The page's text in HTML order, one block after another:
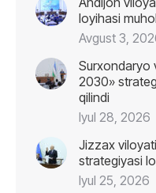
loyihasi
Avgust 3,
Surxondaryo
2030»
qilindi
Iyul 28, 2026
Jizzax
strategiyasi
Iyul 25, 2026